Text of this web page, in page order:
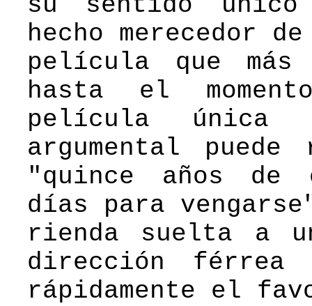
hecho merecedor
película que
hasta el
película única
argumental
"quince años de
días para
rienda suelta a
dirección férrea
rápidamente el